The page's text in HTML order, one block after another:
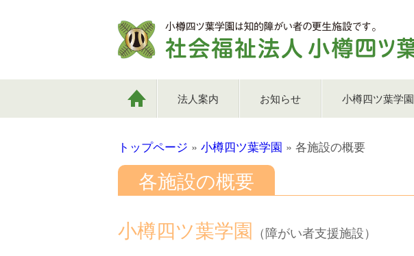
法人案内 お知らせ 小樽四ツ葉学園
トップページ » 小樽四ツ葉学園 » 各施設の概要
各施設の概要
小樽四ツ葉学園 （障がい者支援施設）